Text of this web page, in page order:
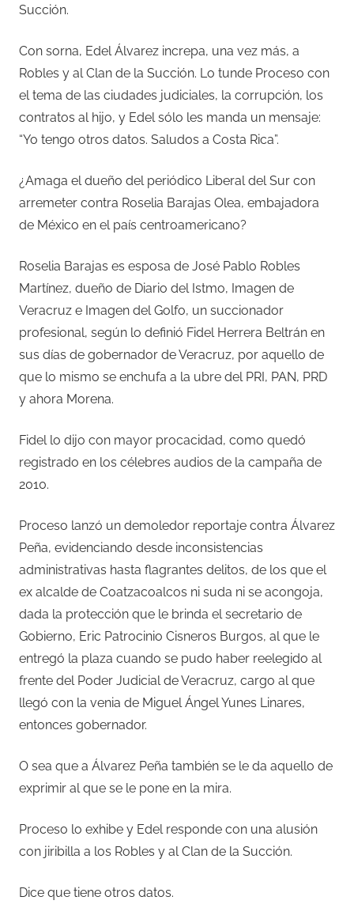
Succión.
Con sorna, Edel Álvarez increpa, una vez más, a
Robles y al Clan de la Succión. Lo tunde Proceso con
el tema de las ciudades judiciales, la corrupción, los
contratos al hijo, y Edel sólo les manda un mensaje:
“Yo tengo otros datos. Saludos a Costa Rica”.
¿Amaga el dueño del periódico Liberal del Sur con
arremeter contra Roselia Barajas Olea, embajadora
de México en el país centroamericano?
Roselia Barajas es esposa de José Pablo Robles
Martínez, dueño de Diario del Istmo, Imagen de
Veracruz e Imagen del Golfo, un succionador
profesional, según lo definió Fidel Herrera Beltrán en
sus días de gobernador de Veracruz, por aquello de
que lo mismo se enchufa a la ubre del PRI, PAN, PRD
y ahora Morena.
Fidel lo dijo con mayor procacidad, como quedó
registrado en los célebres audios de la campaña de
2010.
Proceso lanzó un demoledor reportaje contra Álvarez
Peña, evidenciando desde inconsistencias
administrativas hasta flagrantes delitos, de los que el
ex alcalde de Coatzacoalcos ni suda ni se acongoja,
dada la protección que le brinda el secretario de
Gobierno, Eric Patrocinio Cisneros Burgos, al que le
entregó la plaza cuando se pudo haber reelegido al
frente del Poder Judicial de Veracruz, cargo al que
llegó con la venia de Miguel Ángel Yunes Linares,
entonces gobernador.
O sea que a Álvarez Peña también se le da aquello de
exprimir al que se le pone en la mira.
Proceso lo exhibe y Edel responde con una alusión
con jiribilla a los Robles y al Clan de la Succión.
Dice que tiene otros datos.